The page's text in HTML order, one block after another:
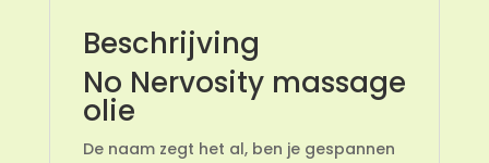
Beschrijving
No Nervosity massage
olie
De naam zegt het al, ben je gespannen